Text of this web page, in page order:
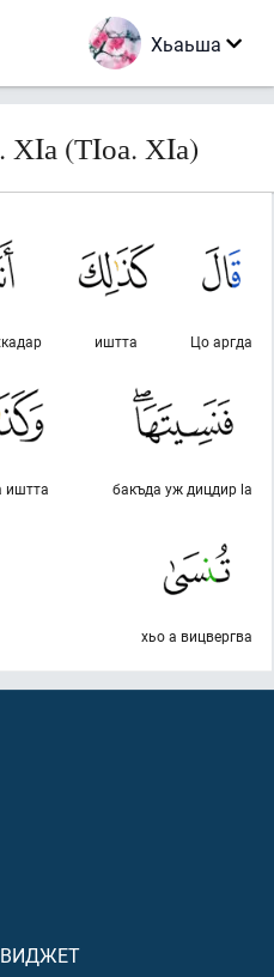
Хьаьша
ХIа (ТIоа. ХIа)
Цо аргда
иштта
бакъда уж дицдир lа
иштта
хьо а вицвергва